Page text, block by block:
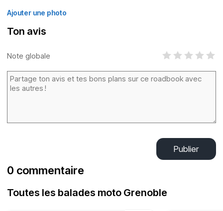
Ajouter une photo
Ton avis
Note globale
Publier
0 commentaire
Toutes les balades moto Grenoble